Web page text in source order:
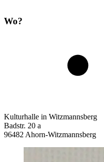
Wo?
Kulturhalle in Witzmannsberg
Badstr. 20 a
96482 Ahorn-Witzmannsberg